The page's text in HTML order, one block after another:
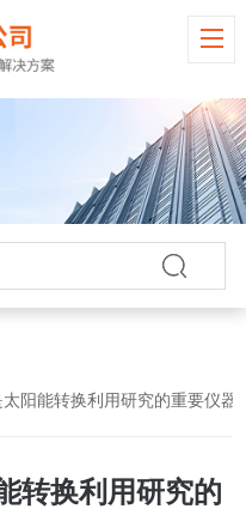
阳能转换利用研究的重要仪器
转换利用研究的